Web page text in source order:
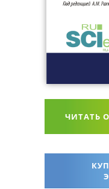
ЧИТАТЬ